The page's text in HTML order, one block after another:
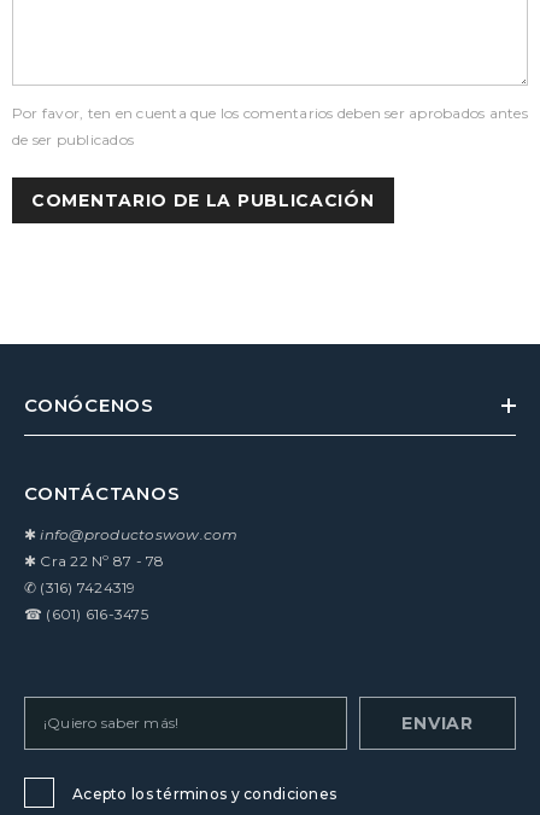
Por favor, ten en cuenta que los comentarios deben ser aprobados antes
de ser publicados
CONÓCENOS
CONTÁCTANOS
✱info@productoswow.com
✱ Cra 22 Nº 87 - 78
✆ (316) 7424319
☎ (601) 616-3475
ENVIAR
Acepto los términos y condiciones